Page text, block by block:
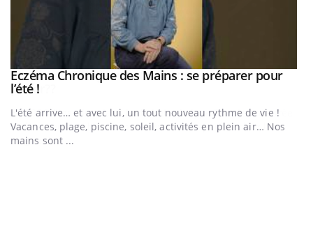
Youtube
Eczéma Chronique des Mains : se préparer pour
l’été !Youtube
L'été arrive… et avec lui, un tout nouveau rythme de vie !
Vacances, plage, piscine, soleil, activités en plein air… Nos
mains sont ...